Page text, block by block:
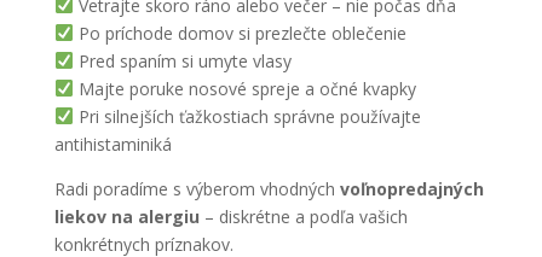
Vetrajte skoro ráno alebo večer – nie počas dňa
Po príchode domov si prezlečte oblečenie
Pred spaním si umyte vlasy
Majte poruke nosové spreje a očné kvapky
Pri silnejších ťažkostiach správne používajte
antihistaminiká
Radi poradíme s výberom vhodných voľnopredajných
liekov na alergiu – diskrétne a podľa vašich
konkrétnych príznakov.